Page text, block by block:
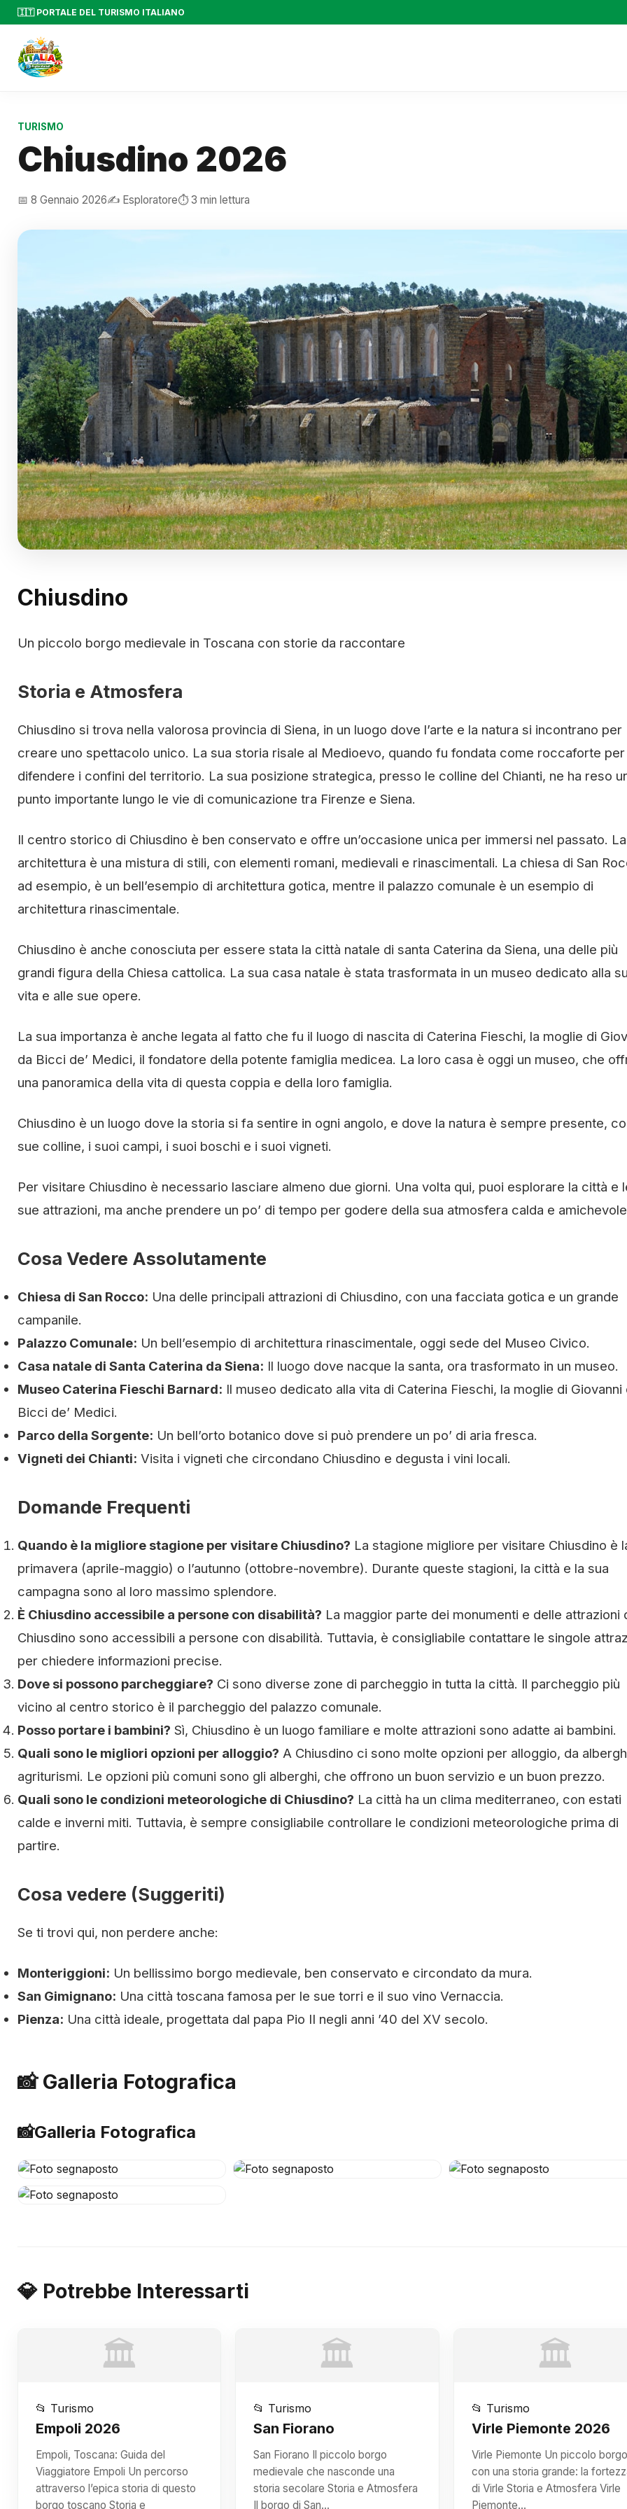
🇮🇹 PORTALE DEL TURISMO ITALIANO
TURISMO
Chiusdino 2026
📅 8 Gennaio 2026✍️ Esploratore⏱️ 3 min lettura
Chiusdino
Un piccolo borgo medievale in Toscana con storie da raccontare
Storia e Atmosfera
Chiusdino si trova nella valorosa provincia di Siena, in un luogo dove l’arte e la natura si incontrano per
creare uno spettacolo unico. La sua storia risale al Medioevo, quando fu fondata come roccaforte per
difendere i confini del territorio. La sua posizione strategica, presso le colline del Chianti, ne ha reso
punto importante lungo le vie di comunicazione tra Firenze e Siena.
Il centro storico di Chiusdino è ben conservato e offre un’occasione unica per immersi nel passato.
architettura è una mistura di stili, con elementi romani, medievali e rinascimentali. La chiesa di San
ad esempio, è un bell’esempio di architettura gotica, mentre il palazzo comunale è un esempio di
architettura rinascimentale.
Chiusdino è anche conosciuta per essere stata la città natale di santa Caterina da Siena, una delle più
grandi figura della Chiesa cattolica. La sua casa natale è stata trasformata in un museo dedicato alla
vita e alle sue opere.
La sua importanza è anche legata al fatto che fu il luogo di nascita di Caterina Fieschi, la moglie di
da Bicci de’ Medici, il fondatore della potente famiglia medicea. La loro casa è oggi un museo, che
una panoramica della vita di questa coppia e della loro famiglia.
Chiusdino è un luogo dove la storia si fa sentire in ogni angolo, e dove la natura è sempre presente,
sue colline, i suoi campi, i suoi boschi e i suoi vigneti.
Per visitare Chiusdino è necessario lasciare almeno due giorni. Una volta qui, puoi esplorare la città e
sue attrazioni, ma anche prendere un po’ di tempo per godere della sua atmosfera calda e
Cosa Vedere Assolutamente
Chiesa di San Rocco: Una delle principali attrazioni di Chiusdino, con una facciata gotica e un grande
campanile.
Palazzo Comunale: Un bell’esempio di architettura rinascimentale, oggi sede del Museo Civico.
Casa natale di Santa Caterina da Siena: Il luogo dove nacque la santa, ora trasformato in un museo.
Museo Caterina Fieschi Barnard: Il museo dedicato alla vita di Caterina Fieschi, la moglie di Giovanni
Bicci de’ Medici.
Parco della Sorgente: Un bell’orto botanico dove si può prendere un po’ di aria fresca.
Vigneti dei Chianti: Visita i vigneti che circondano Chiusdino e degusta i vini locali.
Domande Frequenti
Quando è la migliore stagione per visitare Chiusdino? La stagione migliore per visitare Chiusdino è
primavera (aprile-maggio) o l’autunno (ottobre-novembre). Durante queste stagioni, la città e la sua
campagna sono al loro massimo splendore.
È Chiusdino accessibile a persone con disabilità? La maggior parte dei monumenti e delle attrazioni
Chiusdino sono accessibili a persone con disabilità. Tuttavia, è consigliabile contattare le singole
per chiedere informazioni precise.
Dove si possono parcheggiare? Ci sono diverse zone di parcheggio in tutta la città. Il parcheggio più
vicino al centro storico è il parcheggio del palazzo comunale.
Posso portare i bambini? Sì, Chiusdino è un luogo familiare e molte attrazioni sono adatte ai bambini.
Quali sono le migliori opzioni per alloggio? A Chiusdino ci sono molte opzioni per alloggio, da
agriturismi. Le opzioni più comuni sono gli alberghi, che offrono un buon servizio e un buon prezzo.
Quali sono le condizioni meteorologiche di Chiusdino? La città ha un clima mediterraneo, con estati
calde e inverni miti. Tuttavia, è sempre consigliabile controllare le condizioni meteorologiche prima di
partire.
Cosa vedere (Suggeriti)
Se ti trovi qui, non perdere anche:
Monteriggioni: Un bellissimo borgo medievale, ben conservato e circondato da mura.
San Gimignano: Una città toscana famosa per le sue torri e il suo vino Vernaccia.
Pienza: Una città ideale, progettata dal papa Pio II negli anni ’40 del XV secolo.
📸 Galleria Fotografica
📸Galleria Fotografica
💎 Potrebbe Interessarti
🏛️
📂 Turismo
Empoli 2026
Empoli, Toscana: Guida del
Viaggiatore Empoli Un percorso
attraverso l’epica storia di questo
borgo toscano Storia e
🏛️
📂 Turismo
San Fiorano
San Fiorano Il piccolo borgo
medievale che nasconde una
storia secolare Storia e Atmosfera
Il borgo di San…
🏛️
📂 Turismo
Virle Piemonte 2026
Virle Piemonte Un piccolo borgo
con una storia grande: la
di Virle Storia e Atmosfera Virle
Piemonte…